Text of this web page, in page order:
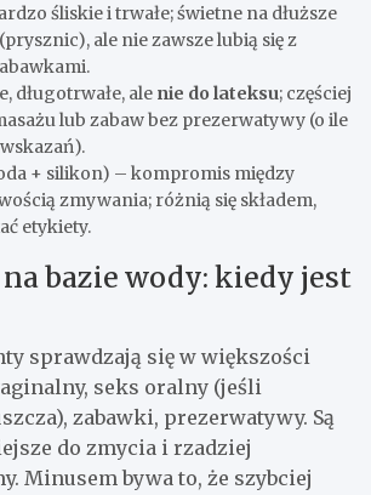
śliskie i trwałe; świetne na dłuższe
ale nie zawsze lubią się z
długotrwałe, ale nie do lateksu; częściej
lub zabaw bez prezerwatywy (o ile
+ silikon) – kompromis między
zmywania; różnią się składem,
etykiety.
bazie wody: kiedy jest
sprawdzają się w większości
seks oralny (jeśli
zabawki, prezerwatywy. Są
do zmycia i rzadziej
Minusem bywa to, że szybciej